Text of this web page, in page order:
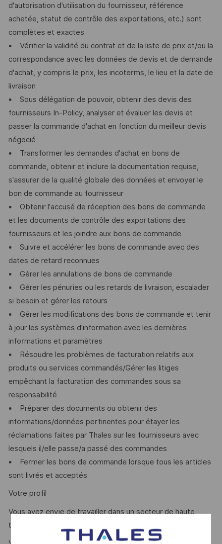
d'autorisation d'utilisation du fournisseur, référence
achetée, statut de contrôle des exportations, etc.) sont
complètes et exactes
• Vérifier la validité du contrat et de la liste de prix et/ou la
correspondance avec les données de devis et de demande
d'achat, y compris le prix, les incoterms, le lieu et la date de
livraison
• Sous délégation de pouvoir, obtenir des devis des
fournisseurs In-Policy, analyser et évaluer les devis et
passer la commande d'achat en fonction du meilleur devis
négocié
• Transformer les demandes d'achat en bons de
commande, obtenir et inclure la documentation requise,
s'assurer de la qualité globale des données et envoyer le
bon de commande au fournisseur
• Obtenir l'accusé de réception des bons de commande
et les documents de contrôle des exportations des
fournisseurs et les joindre aux bons de commande
• Suivre et accélérer les bons de commande avec des
dates de retard reconnues
• Gérer les annulations de bons de commande
• Gérer les pénuries ou les retards de livraison, escalader
si besoin et gérer les retours
• Gérer les modifications des bons de commande et tenir
à jour les systèmes d'information avec les dernières
informations et paramètres
• Résoudre les problèmes de facturation relatifs aux
produits ou services commandés/Gérer les litiges
empêchant la facturation des commandes sous sa
responsabilité
• Préparer des documents ou obtenir des
informations/données pertinentes pour étayer les
réclamations faites par Thales sur les fournisseurs avec
lesquels il/elle passe/a passé des commandes
• Fermer les bons de commande lorsque tous les articles
sont livrés et acceptés
Votre profil
Vous avez envie de travailler dans un secteur de haute
technologie et particulièrement stimulant ?